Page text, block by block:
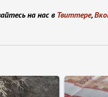
на нас в Твиттере,